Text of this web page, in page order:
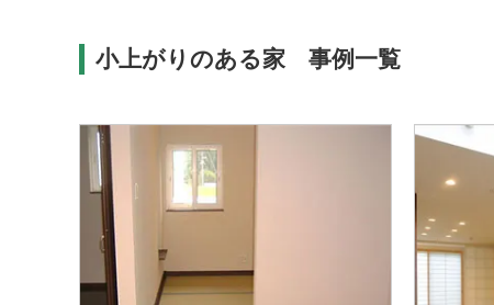
小上がりのある家 事例一覧